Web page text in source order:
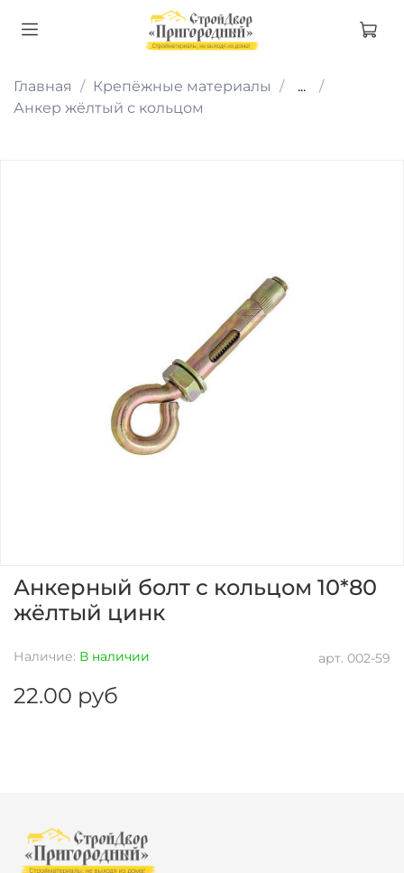
Главная Крепёжные материалы
...
Анкер жёлтый с кольцом
арт. 002-59
Наличие: В наличии
Анкерный болт с кольцом 10*80
жёлтый цинк
22.00 руб